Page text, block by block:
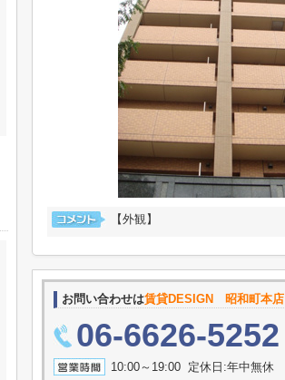
【外観】
お問い合わせは賃貸DESIGN 昭和町本店
06-6626-5252
10:00～19:00 定休日:年中無休